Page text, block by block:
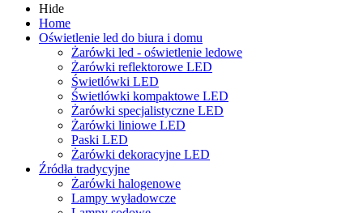
Hide
Home
Oświetlenie led do biura i domu
Żarówki led - oświetlenie ledowe
Żarówki reflektorowe LED
Świetlówki LED
Świetlówki kompaktowe LED
Żarówki specjalistyczne LED
Żarówki liniowe LED
Paski LED
Żarówki dekoracyjne LED
Źródła tradycyjne
Żarówki halogenowe
Lampy wyładowcze